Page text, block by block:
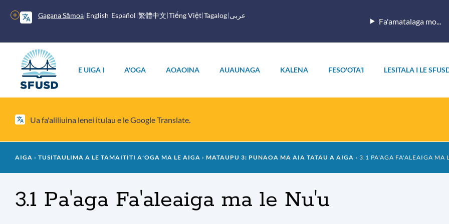
autū
Gagana Sāmoa English Español 繁體中文 Tiếng Việt Tagalog عربى
Isi
filifiliga
Fa'amatalaga mo...
autū
E UIGA I A'OGA AOAOINA AUAUNAGA KALENA FESO'OTA'I LESITALA I LE
Ua fa'aliliuina lenei itulau e le Google Translate.
Paluga
AIGA TUSITAULIMA A LE TAMAITITI AʻOGA MA LE AIGA MATAUPU 3: PUNAOA MA AIA TATAU A AIGA 3.1 PA'AGA FA'ALEAIGA MA
3.1 Pa'aga Fa'aleaiga ma le Nu'u